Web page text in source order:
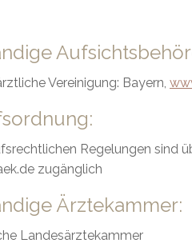
Vereinigung: Bayern,
Regelungen sind
zugänglich
Ärztekammer:
Landesärztekammer